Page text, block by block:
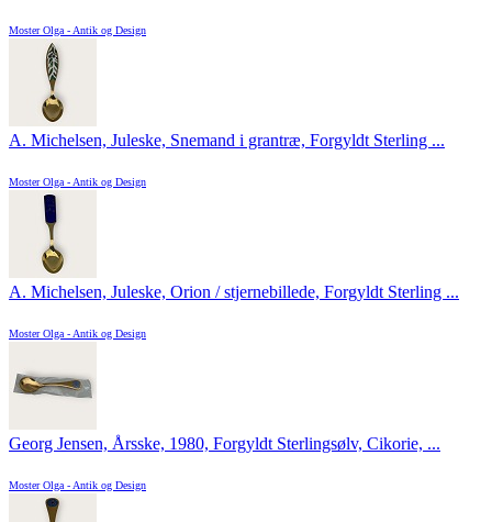
Moster Olga - Antik og Design
A. Michelsen, Juleske, Snemand i grantræ, Forgyldt Sterling ...
Moster Olga - Antik og Design
A. Michelsen, Juleske, Orion / stjernebillede, Forgyldt Sterling ...
Moster Olga - Antik og Design
Georg Jensen, Årsske, 1980, Forgyldt Sterlingsølv, Cikorie, ...
Moster Olga - Antik og Design